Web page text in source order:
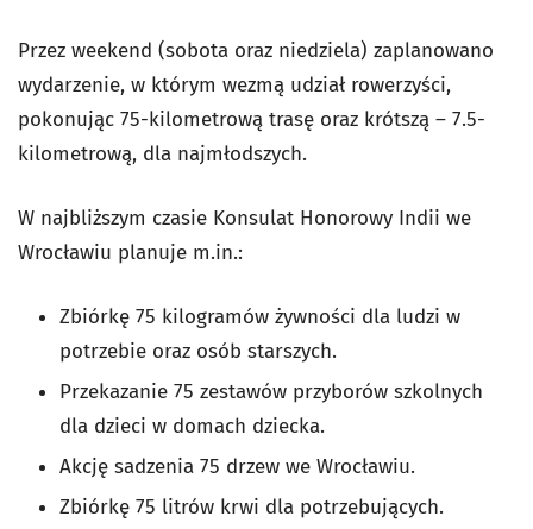
Przez weekend (sobota oraz niedziela) zaplanowano
wydarzenie, w którym wezmą udział rowerzyści,
pokonując 75-kilometrową trasę oraz krótszą – 7.5-
kilometrową, dla najmłodszych.
W najbliższym czasie Konsulat Honorowy Indii we
Wrocławiu planuje m.in.:
Zbiórkę 75 kilogramów żywności dla ludzi w
potrzebie oraz osób starszych.
Przekazanie 75 zestawów przyborów szkolnych
dla dzieci w domach dziecka.
Akcję sadzenia 75 drzew we Wrocławiu.
Zbiórkę 75 litrów krwi dla potrzebujących.